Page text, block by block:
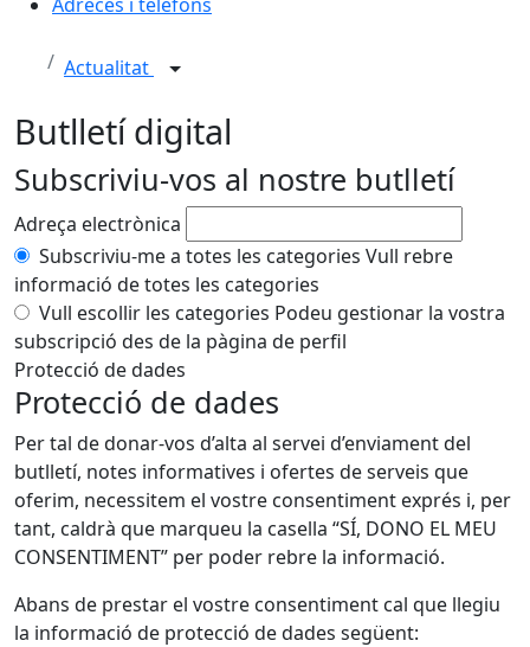
Actualitat
Butlletí digital
Subscriviu-vos al nostre butlletí
Adreça electrònica
Subscriviu-me a totes les categories Vull rebre
informació de totes les categories
Vull escollir les categories Podeu gestionar la vostra
subscripció des de la pàgina de perfil
Protecció de dades
Protecció de dades
Per tal de donar-vos d’alta al servei d’enviament del
butlletí, notes informatives i ofertes de serveis que
oferim, necessitem el vostre consentiment exprés i, per
tant, caldrà que marqueu la casella “SÍ, DONO EL MEU
CONSENTIMENT” per poder rebre la informació.
Abans de prestar el vostre consentiment cal que llegiu
la informació de protecció de dades següent: